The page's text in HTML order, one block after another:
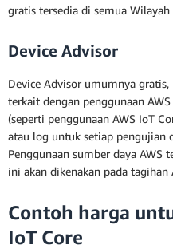
gratis tersedia di semua Wilayah
Device Advisor
Device Advisor umumnya
terkait dengan penggunaan
(seperti penggunaan AWS IoT
atau log untuk setiap pengujian
Penggunaan sumber daya AWS
ini akan dikenakan pada tagihan
Contoh harga
IoT Core